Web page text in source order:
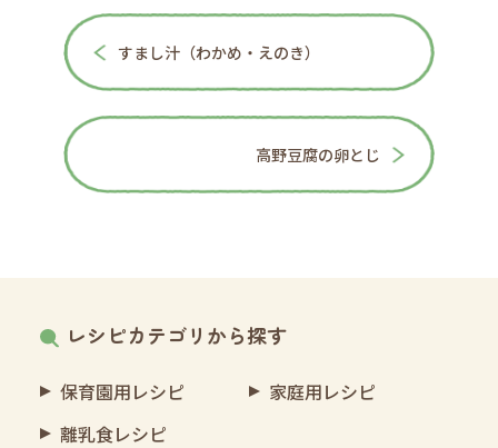
すまし汁（わかめ・えのき）
高野豆腐の卵とじ
レシピカテゴリから探す
保育園用レシピ
家庭用レシピ
離乳食レシピ